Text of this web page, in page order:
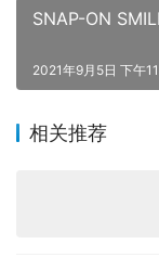
SNAP-ON
2021年9月5日 下午
相关推荐